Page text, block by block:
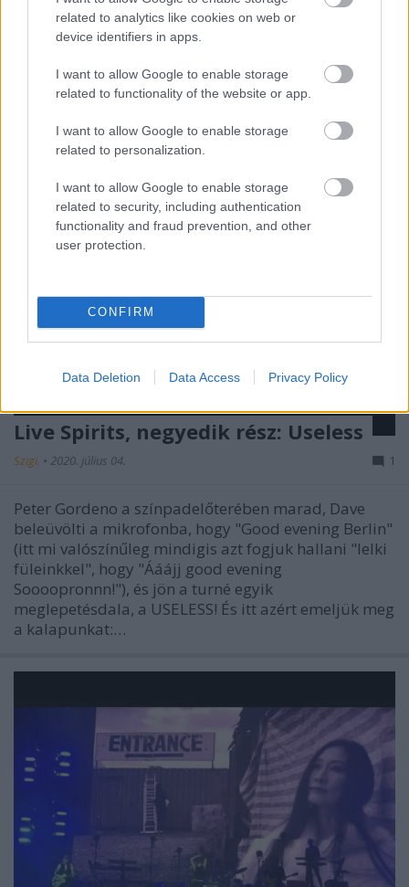
related to analytics like cookies on web or
device identifiers in apps.
I want to allow Google to enable storage
related to functionality of the website or app.
I want to allow Google to enable storage
related to personalization.
I want to allow Google to enable storage
related to security, including authentication
functionality and fraud prevention, and other
user protection.
CONFIRM
Data Deletion Data Access Privacy Policy
az első híradások nem említették Bob Dylan: Not
Dark Yet című dalát. Ez lesz az utolsó előtti alkotás a
eredetijeinek az általam összeállított Spotify-
playlistjét is. A tracklist tehát a…
Live Spirits, negyedik rész: Useless
Szigi. • 2020. július 04. 1
Peter Gordeno a színpadelőterében marad, Dave
beleüvölti a mikrofonba, hogy "Good evening Berlin"
(itt mi valószínűleg mindigis azt fogjuk hallani "lelki
füleinkkel", hogy "Ááájj good evening
Soooopronnn!"), és jön a turné egyik
meglepetésdala, a USELESS! És itt azért emeljük meg
a kalapunkat:…